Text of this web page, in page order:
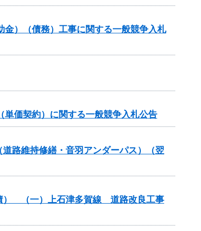
）（債務）工事に関する一般競争入札
価契約）に関する一般競争入札公告
路維持修繕・音羽アンダーパス）（翌
） （一）上石津多賀線 道路改良工事